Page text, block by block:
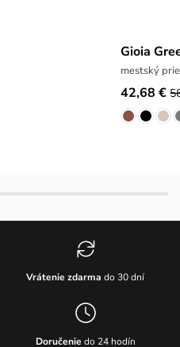
Gioia
mestský
42,68 €
Vrátenie zdarma do 30 dní
Doručenie do 24 hodín